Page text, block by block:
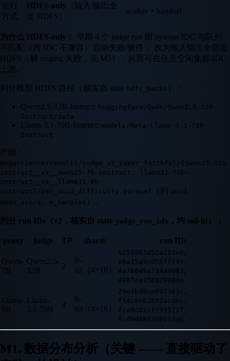
运行
方式
HDFS-only （输入/输出全
走 HDFS）
worker + handoff
为什么 HDFS-only：
早期 4 个 judge run 因 bytenas IDC 与队列
不匹配（跨 IDC 不兼容）启动失败/被停， 改为输入输出全部走
HDFS（解 staging 失败，见 M5），从而可在任意空闲集群/IDC
上跑。
判分模型 HDFS 路径（核实自 state hdfs_paths ）：
Qwen2.5-32B-Instruct: huggingface/Qwen/Qwen2.5-32B-
Instruct/data
Llama-3.1-70B-Instruct: models/Meta-Llama-3.1-70B-
Instruct
产物：
megascience/results/judge_v2_paper_faithful/{qwen25-32b-
instruct__vs__qwen25-7b-instruct, llama31-70b-
instruct__vs__llama31-8b-
instruct}/per_uuid_difficulty.parquet
（列
uuid,
mean_score, n_samples ）。
判分 run IDs（v2，核实自 state judge_run_ids ，均 soil-hl）：
proxy judge TP shards run IDs
Qwen-
7B
Qwen2.5-
32B
2
0–
63（4×16）
8259563d52a103e6,
eba15a5cd56fff94,
4a78649a734a9983,
4967ea35082988de
Llama-
8B
Llama-
3.1-70B
4
0–
63（4×16）
29e4bd6ce897363c ,
ff4c8e62692acd6e,
fca9c02cff99572f,
fcd9d88d35051da6
M1. 数据分布分析（关键 —— 直接驱动了